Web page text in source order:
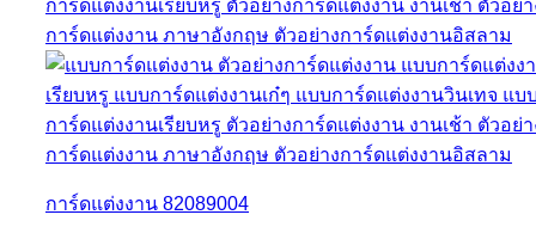
การ์ดแต่งงาน 82089004